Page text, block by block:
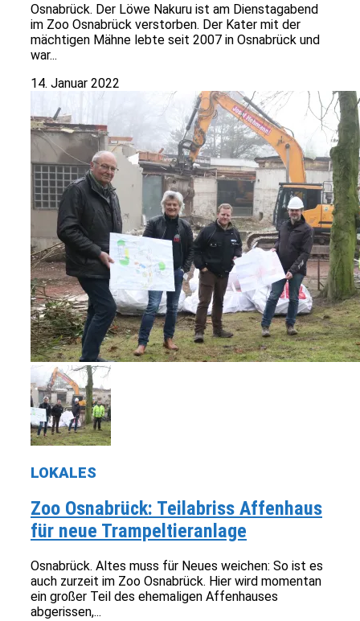
Osnabrück. Der Löwe Nakuru ist am Dienstagabend
im Zoo Osnabrück verstorben. Der Kater mit der
mächtigen Mähne lebte seit 2007 in Osnabrück und
war...
14. Januar 2022
LOKALES
Zoo Osnabrück: Teilabriss Affenhaus
für neue Trampeltieranlage
Osnabrück. Altes muss für Neues weichen: So ist es
auch zurzeit im Zoo Osnabrück. Hier wird momentan
ein großer Teil des ehemaligen Affenhauses
abgerissen,...